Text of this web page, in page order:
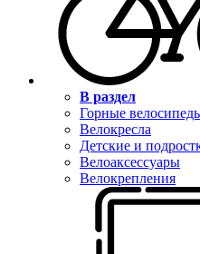
В раздел
Горные
Велокресла
Детские и
Велоаксессуары
Велокрепления